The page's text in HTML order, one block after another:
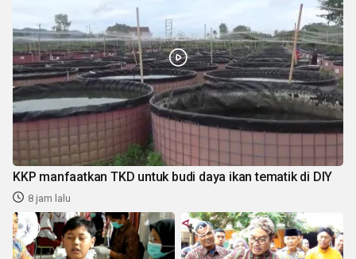
KKP manfaatkan TKD untuk budi daya ikan tematik di DIY
8 jam lalu